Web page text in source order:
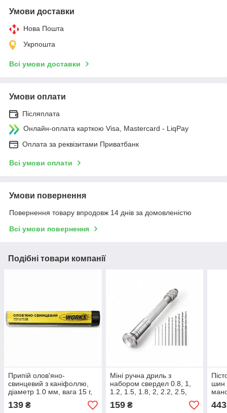
Умови доставки
Нова Пошта
Укрпошта
Всі умови доставки
Умови оплати
Післяплата
Онлайн-оплата карткою Visa, Mastercard - LiqPay
Оплата за реквізитами Приватбанк
Всі умови оплати
Умови повернення
Повернення товару впродовж 14 днів за домовленістю
Всі умови повернення
Подібні товари компанії
Припій олов'яно-
свинцевий з каніфоллю,
діаметр 1.0 мм, вага 15 г,
олово 60% свинець 40%
Work's 31045 W15001
139 ₴
Міні ручна дриль з
набором свердел 0.8, 1,
1.2, 1.5, 1.8, 2, 2.2, 2.5,
2.8, 3 мм, мікродриль для
плат і точних робіт, 11 шт
159₴
шин
(0-
443